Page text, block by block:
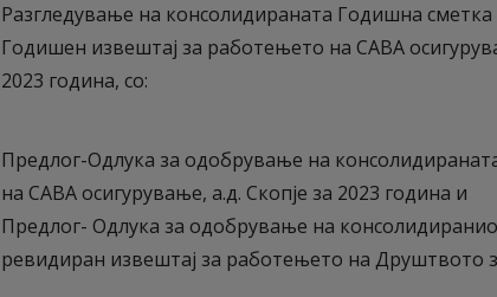
Разгледување на консолидираната Годишна
Годишен извештај за работењето на САВА
2023 година, со:
Предлог-Одлука за одобрување на
на САВА осигурување, а.д. Скопје за 2023 година и
Предлог- Одлука за одобрување на
ревидиран извештај за работењето на Друштвото